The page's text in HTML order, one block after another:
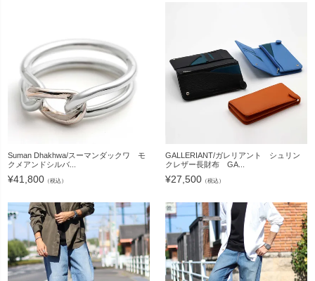
Suman Dhakhwa/スーマンダックワ モ
クメアンドシルバ...
¥41,800 （税込）
GALLERIANT/ガレリアント シュリン
クレザー長財布 GA...
¥27,500 （税込）